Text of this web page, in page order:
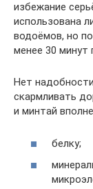
избежание
использована
водоёмов, но
менее 30 минут
Нет
скармливать
и минтай
белку;